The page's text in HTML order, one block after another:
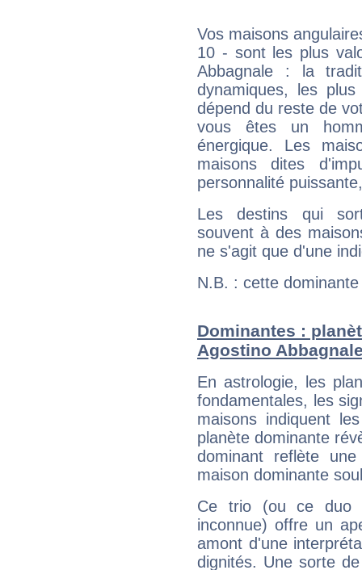
Vos maisons
10 - sont les plus
Abbagnale : la
dynamiques, les
dépend du reste de
vous êtes un
énergique. Les
maisons dites
personnalité
Les destins qui
souvent à des
ne s'agit que d'une
N.B. : cette
Dominantes :
Agostino
En astrologie, les
fondamentales, les
maisons indiquent
planète dominante
dominant reflète
maison dominante
Ce trio (ou ce duo
inconnue) offre un
amont d'une
dignités. Une sorte